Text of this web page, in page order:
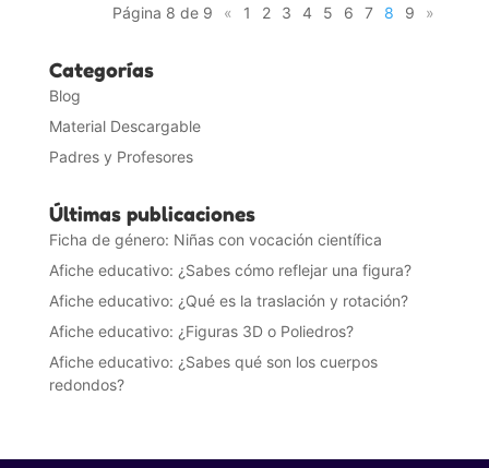
Página 8 de 9 « 1 2 3 4 5 6 7 8 9 »
Categorías
Blog
Material Descargable
Padres y Profesores
Últimas publicaciones
Ficha de género: Niñas con vocación científica
Afiche educativo: ¿Sabes cómo reflejar una figura?
Afiche educativo: ¿Qué es la traslación y rotación?
Afiche educativo: ¿Figuras 3D o Poliedros?
Afiche educativo: ¿Sabes qué son los cuerpos
redondos?